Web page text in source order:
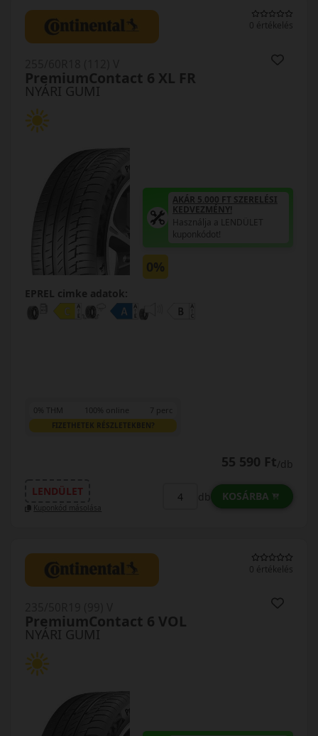
0 értékelés
NYÁRI GUMI
PremiumContact 6 XL FR
AKÁR 5.000 FT SZERELÉSI
KEDVEZMÉNY!
Használja a LENDÜLET
kuponkódot!
0%
EPREL cimke adatok:
0% THM 100% online 7 perc
FIZETHETEK RÉSZLETEKBEN?
55 590 Ft/db
LENDÜLET
Kuponkód másolása
db KOSÁRBA
0 értékelés
NYÁRI GUMI
PremiumContact 6 VOL